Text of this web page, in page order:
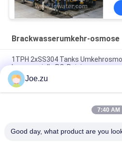
Brackwasserumkehr-osmose
1TPH 2xSS304 Tanks
kommerzielle RO-Reinigung
500L/H 3xSS304 Tanks Brackwasser
Umkehrosmosewasseranlage
1.5TPH 3xFRP Tanks
Joe.zu
7:40 AM
Good day, what product are you